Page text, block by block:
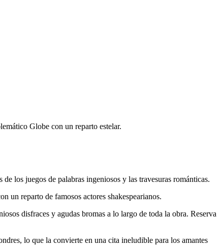
Globe con un reparto estelar.
los juegos de palabras ingeniosos y las travesuras románticas.
un reparto de famosos actores shakespearianos.
disfraces y agudas bromas a lo largo de toda la obra. Reserva
lo que la convierte en una cita ineludible para los amantes